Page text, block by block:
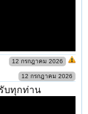
12 กรกฎาคม 2026
12 กรกฎาคม 2026
บทุกท่าน